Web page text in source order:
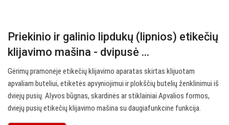
Priekinio ir galinio lipdukų (lipnios) etikečių
klijavimo mašina - dvipusė ...
Gėrimų pramonėje etikečių klijavimo aparatas skirtas klijuotam
apvaliam buteliui, etiketės apvyniojimui ir plokščių butelių ženklinimui iš
dviejų pusių. Alyvos būgnas, skardinės ar stiklainiai Apvalios formos,
dviejų pusių etikečių klijavimo mašina su daugiafunkcine funkcija.